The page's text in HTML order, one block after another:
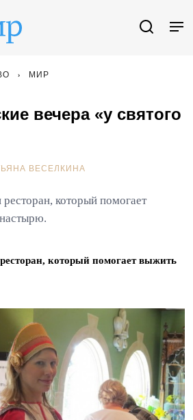
МИР
вечера «у святого
ВЕСЕЛКИНА
который помогает
который помогает выжить